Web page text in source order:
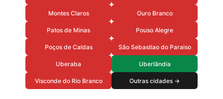
Montes Claros Ouro Branco
Patos de Minas Pouso Alegre
Poços de Caldas São Sebastiao do Paraiso
Uberaba Uberlândia
Visconde do Rio Branco Outras cidades →